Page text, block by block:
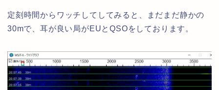
定刻時間からワッチしてしてみると、まだまだ静かの
30mで、耳が良い局がEUとQSOをしております。